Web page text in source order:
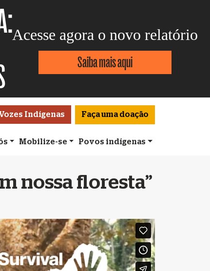
Acesse agora o novo relatório
Saiba mais aqui
Indígenas Faça uma doação
Mobilize-se Povos indígenas
nossa floresta”